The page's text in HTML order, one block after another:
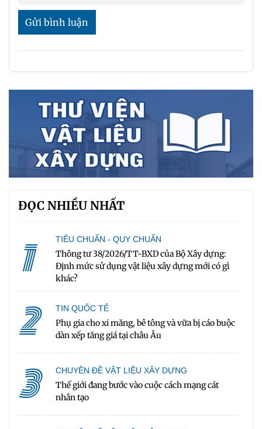
Gửi bình luận
ĐỌC NHIỀU NHẤT
1 TIÊU CHUẨN - QUY CHUẨN
Thông tư 38/2026/TT-BXD của Bộ Xây dựng:
Định mức sử dụng vật liệu xây dựng mới có gì
khác?
2 TIN QUỐC TẾ
Phụ gia cho xi măng, bê tông và vữa bị cáo buộc
dàn xếp tăng giá tại châu Âu
3 CHUYÊN ĐỀ VẬT LIỆU XÂY DỰNG
Thế giới đang bước vào cuộc cách mạng cát
nhân tạo